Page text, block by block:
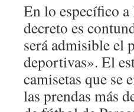
En lo específico
decreto es
será admisible el
deportivas». El
camisetas que se
las prendas más